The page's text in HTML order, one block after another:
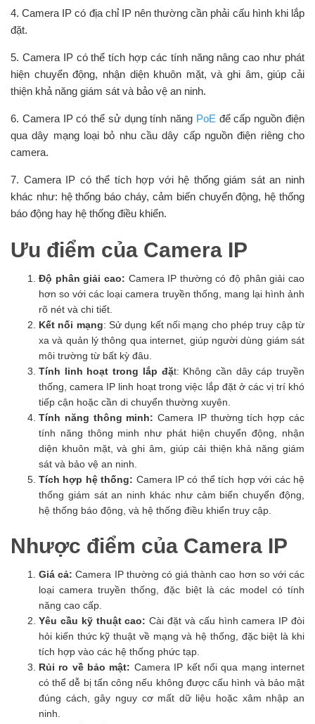
4. Camera IP có địa chỉ IP nên thường cần phải cấu hình khi lắp
đặt.
5. Camera IP có thể tích hợp các tính năng nâng cao như phát
hiện chuyển động, nhận diện khuôn mặt, và ghi âm, giúp cải
thiện khả năng giám sát và bảo vệ an ninh.
6. Camera IP có thể sử dụng tính năng PoE để cấp nguồn điện
qua dây mạng loại bỏ nhu cầu dây cấp nguồn điện riêng cho
camera.
7. Camera IP có thể tích hợp với hệ thống giám sát an ninh
khác như: hệ thống báo cháy, cảm biến chuyển động, hệ thống
báo động hay hệ thống điều khiển.
Ưu điểm của Camera IP
Độ phân giải cao: Camera IP thường có độ phân giải cao
hơn so với các loại camera truyền thống, mang lại hình ảnh
rõ nét và chi tiết.
Kết nối mạng: Sử dụng kết nối mạng cho phép truy cập từ
xa và quản lý thông qua internet, giúp người dùng giám sát
môi trường từ bất kỳ đâu.
Tính linh hoạt trong lắp đặt: Không cần dây cáp truyền
thống, camera IP linh hoạt trong việc lắp đặt ở các vị trí khó
tiếp cận hoặc cần di chuyển thường xuyên.
Tính năng thông minh: Camera IP thường tích hợp các
tính năng thông minh như phát hiện chuyển động, nhận
diện khuôn mặt, và ghi âm, giúp cải thiện khả năng giám
sát và bảo vệ an ninh.
Tích hợp hệ thống: Camera IP có thể tích hợp với các hệ
thống giám sát an ninh khác như cảm biến chuyển động,
hệ thống báo động, và hệ thống điều khiển truy cập.
Nhược điểm của Camera IP
Giá cả: Camera IP thường có giá thành cao hơn so với các
loại camera truyền thống, đặc biệt là các model có tính
năng cao cấp.
Yêu cầu kỹ thuật cao: Cài đặt và cấu hình camera IP đòi
hỏi kiến thức kỹ thuật về mạng và hệ thống, đặc biệt là khi
tích hợp vào các hệ thống phức tạp.
Rủi ro về bảo mật: Camera IP kết nối qua mạng internet
có thể dễ bị tấn công nếu không được cấu hình và bảo mật
đúng cách, gây nguy cơ mất dữ liệu hoặc xâm nhập an
ninh.